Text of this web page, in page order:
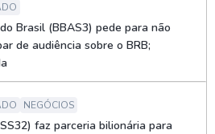
Brasil (BBAS3) pede para não
de audiência sobre o BRB;
NEGÓCIOS
faz parceria bilionária para